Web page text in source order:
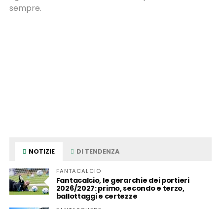
sempre.
NOTIZIE DI TENDENZA
FANTACALCIO
Fantacalcio, le gerarchie dei portieri
2026/2027: primo, secondo e terzo,
ballottaggi e certezze